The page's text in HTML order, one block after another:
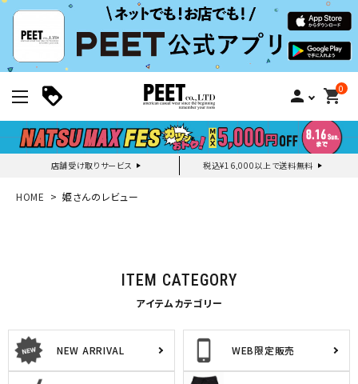
person 0
shopping_cart
店舗受け取りサービス 税込¥16,000以上で送料無料
新規会員登録｜ログイン
search
詳しい条件から探す
HOME 姫さんのレビュー
ITEM CATEGORY
アイテムカテゴリー
NEW ARRIVAL WEB限定販売